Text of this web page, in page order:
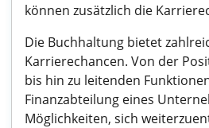
können zusätzlich die
Die Buchhaltung bietet
Karrierechancen. Von der
bis hin zu leitenden
Finanzabteilung eines
Möglichkeiten, sich